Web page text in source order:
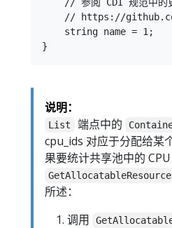
// https://
    string name = 1;
说明：
List 端点中的
cpu_ids 对应于分配给某
果要统计共享池中的 CPU
所述：
调用